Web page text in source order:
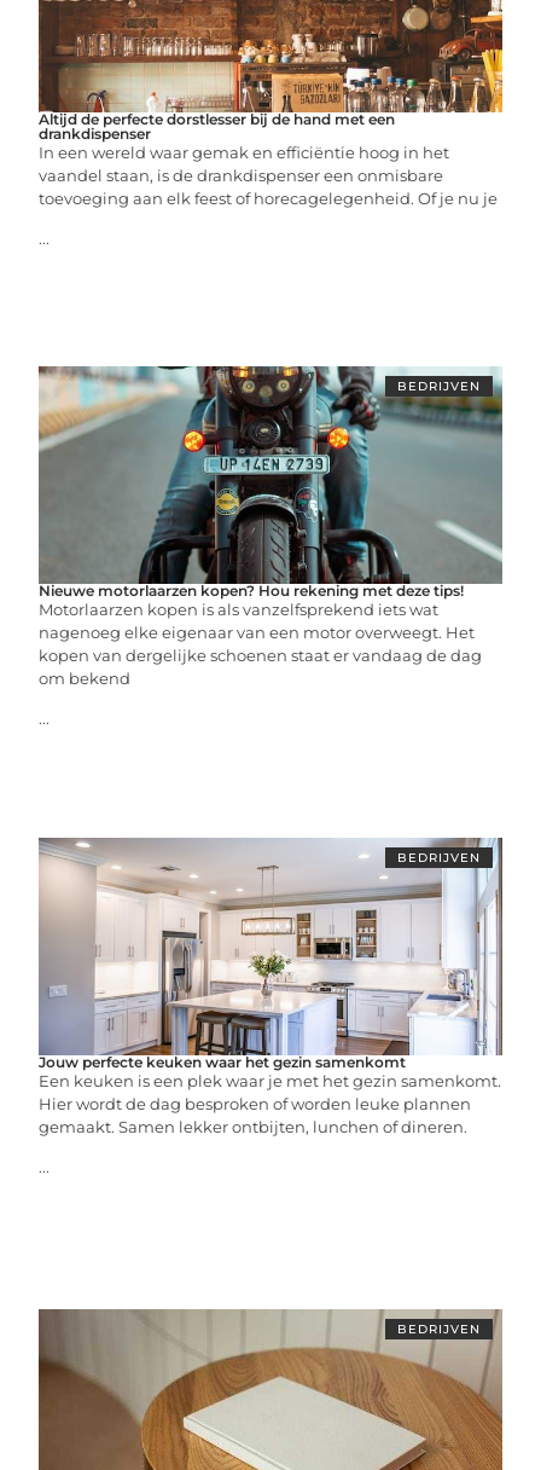
Altijd de perfecte dorstlesser bij de hand met een
drankdispenser
In een wereld waar gemak en efficiëntie hoog in het
vaandel staan, is de drankdispenser een onmisbare
toevoeging aan elk feest of horecagelegenheid. Of je nu je
...
BEDRIJVEN
Nieuwe motorlaarzen kopen? Hou rekening met deze tips!
Motorlaarzen kopen is als vanzelfsprekend iets wat
nagenoeg elke eigenaar van een motor overweegt. Het
kopen van dergelijke schoenen staat er vandaag de dag
om bekend
...
BEDRIJVEN
Jouw perfecte keuken waar het gezin samenkomt
Een keuken is een plek waar je met het gezin samenkomt.
Hier wordt de dag besproken of worden leuke plannen
gemaakt. Samen lekker ontbijten, lunchen of dineren.
...
BEDRIJVEN